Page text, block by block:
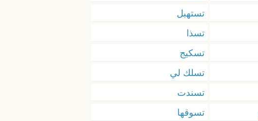
تستهبل
تسذا
تسكيج
تسلك لي
تسندت
تسوقها